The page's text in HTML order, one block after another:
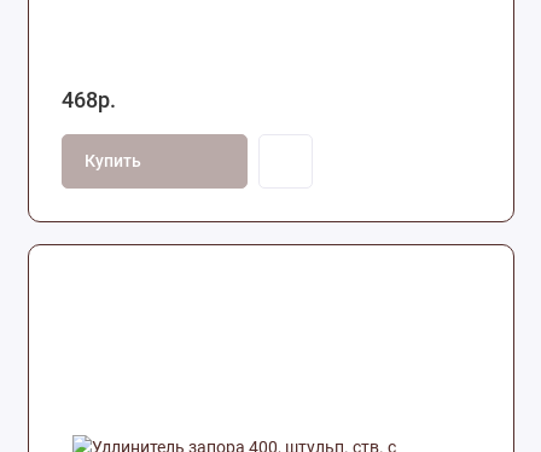
468р.
Купить